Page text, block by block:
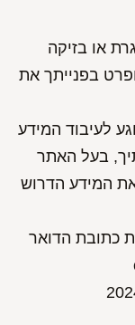
או בזיקה
בפנייתך את
לעיבוד המידע
בעל האתר
את המידע הדרוש
כתובת הדואר